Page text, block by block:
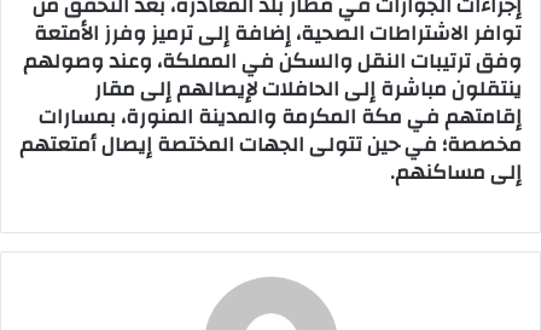
توافر الاشتراطات الصحية، إضافة إلى ترميز وفرز الأمتعة
وفق ترتيبات النقل والسكن في المملكة، وعند وصولهم
ينتقلون مباشرة إلى الحافلات لإيصالهم إلى مقار
إقامتهم في مكة المكرمة والمدينة المنورة، بمسارات
مخصصة؛ في حين تتولى الجهات المختصة إيصال أمتعتهم
إلى مساكنهم.